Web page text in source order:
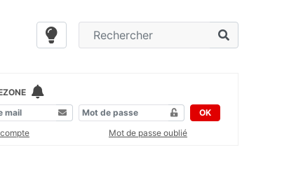
OK
Mot de passe oublié